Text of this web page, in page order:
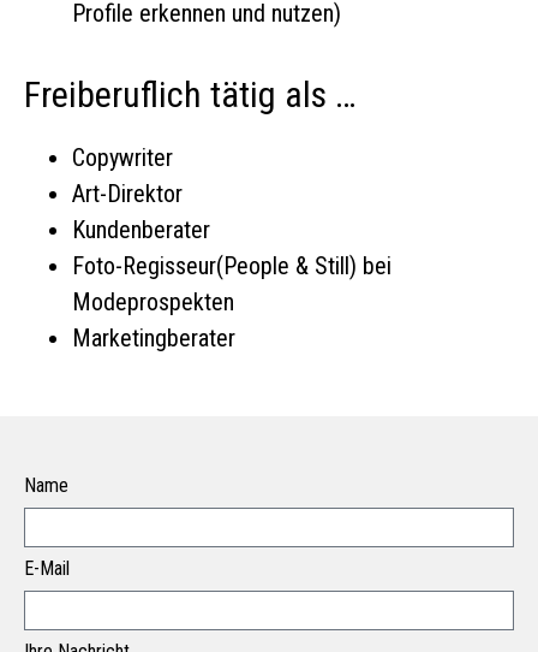
Profile erkennen und nutzen)
Freiberuflich tätig als …
Copywriter
Art-Direktor
Kundenberater
Foto-Regisseur(People & Still) bei
Modeprospekten
Marketingberater
Name
E-Mail